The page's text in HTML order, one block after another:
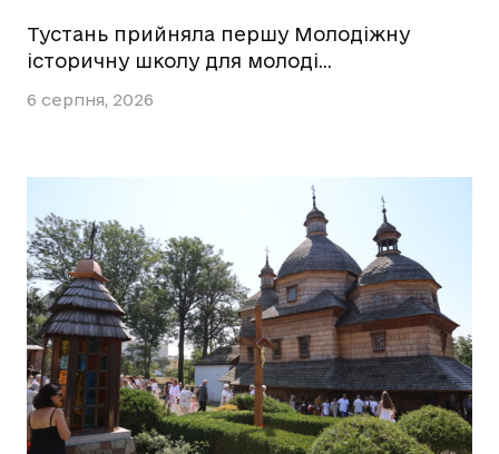
Тустань прийняла першу Молодіжну
історичну школу для молоді…
6 серпня, 2026